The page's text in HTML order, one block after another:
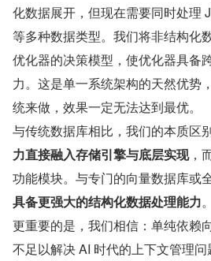
化数据展开，但现在需要同时处理
等多种数据类型。我们将非结构化
优化器的决策模型，使优化器具备
力。这是单一系统架构的天然优势
统来做，效果一定无法达到最优。
与传统数据库相比，我们的本质
力直接融入存储引擎与底层实现，
功能模块。与专门的向量数据库或
具备更强大的结构化数据处理能力。
更重要的是，我们相信：单纯依赖
不足以解决 AI 时代的上下文管理问